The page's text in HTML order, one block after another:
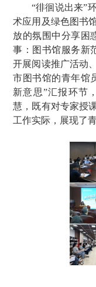
“徘徊说出来”
术应用及绿色图书
放的氛围中分享困
事：图书馆服务新
开展阅读推广活动
市图书馆的青年馆
新意思”汇报环节
慧，既有对专家授
工作实际，展现了